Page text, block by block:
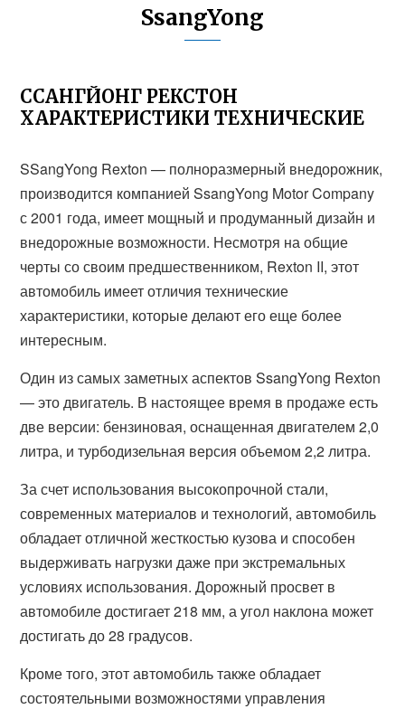
SsangYong
ССАНГЙОНГ РЕКСТОН
ХАРАКТЕРИСТИКИ ТЕХНИЧЕСКИЕ
SSangYong Rexton — полноразмерный внедорожник,
производится компанией SsangYong Motor Company
с 2001 года, имеет мощный и продуманный дизайн и
внедорожные возможности. Несмотря на общие
черты со своим предшественником, Rexton II, этот
автомобиль имеет отличия технические
характеристики, которые делают его еще более
интересным.
Один из самых заметных аспектов SsangYong Rexton
— это двигатель. В настоящее время в продаже есть
две версии: бензиновая, оснащенная двигателем 2,0
литра, и турбодизельная версия объемом 2,2 литра.
За счет использования высокопрочной стали,
современных материалов и технологий, автомобиль
обладает отличной жесткостью кузова и способен
выдерживать нагрузки даже при экстремальных
условиях использования. Дорожный просвет в
автомобиле достигает 218 мм, а угол наклона может
достигать до 28 градусов.
Кроме того, этот автомобиль также обладает
состоятельными возможностями управления